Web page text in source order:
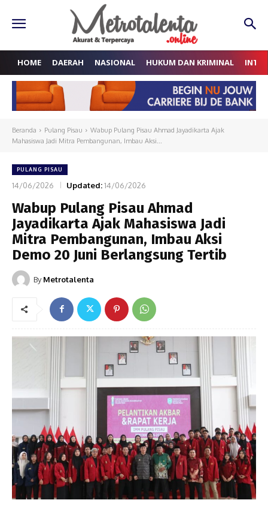
HOME DAERAH NASIONAL HUKUM DAN KRIMINAL
Beranda Pulang Pisau
Wabup Pulang Pisau Ahmad Jayadikarta Ajak
Mahasiswa Jadi Mitra Pembangunan, Imbau Aksi...
PULANG PISAU
14/06/2026 Updated:14/06/2026
Wabup Pulang Pisau Ahmad
Jayadikarta Ajak Mahasiswa Jadi
Mitra Pembangunan, Imbau Aksi
Demo 20 Juni Berlangsung Tertib
By Metrotalenta